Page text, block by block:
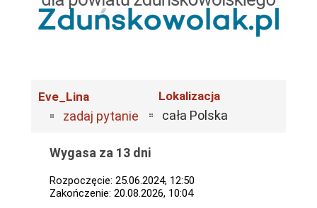
Eve_Lina
zadaj pytanie
Lokalizacja
cała Polska
Wygasa za 13 dni
Rozpoczęcie: 25.06.2024, 12:50
Zakończenie: 20.08.2026, 10:04